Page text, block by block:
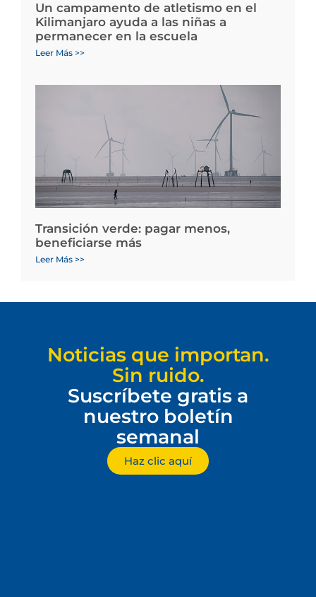
Un campamento de atletismo en el
Kilimanjaro ayuda a las niñas a
permanecer en la escuela
Leer Más >>
Transición verde: pagar menos,
beneficiarse más
Leer Más >>
Noticias que importan.
Sin ruido.
Suscríbete gratis a
nuestro boletín
semanal
Haz clic aquí